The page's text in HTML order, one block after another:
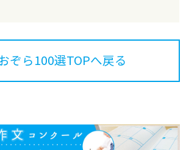
ぞら100選TOPへ戻る